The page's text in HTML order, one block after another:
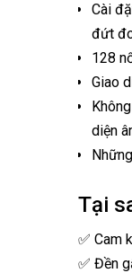
Cài
đứt
128
Giao
diện
Tại
✅ Cam
✅ Đền